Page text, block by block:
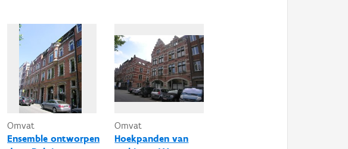
Omvat
Ensemble ontworpen
Omvat
Hoekpanden van